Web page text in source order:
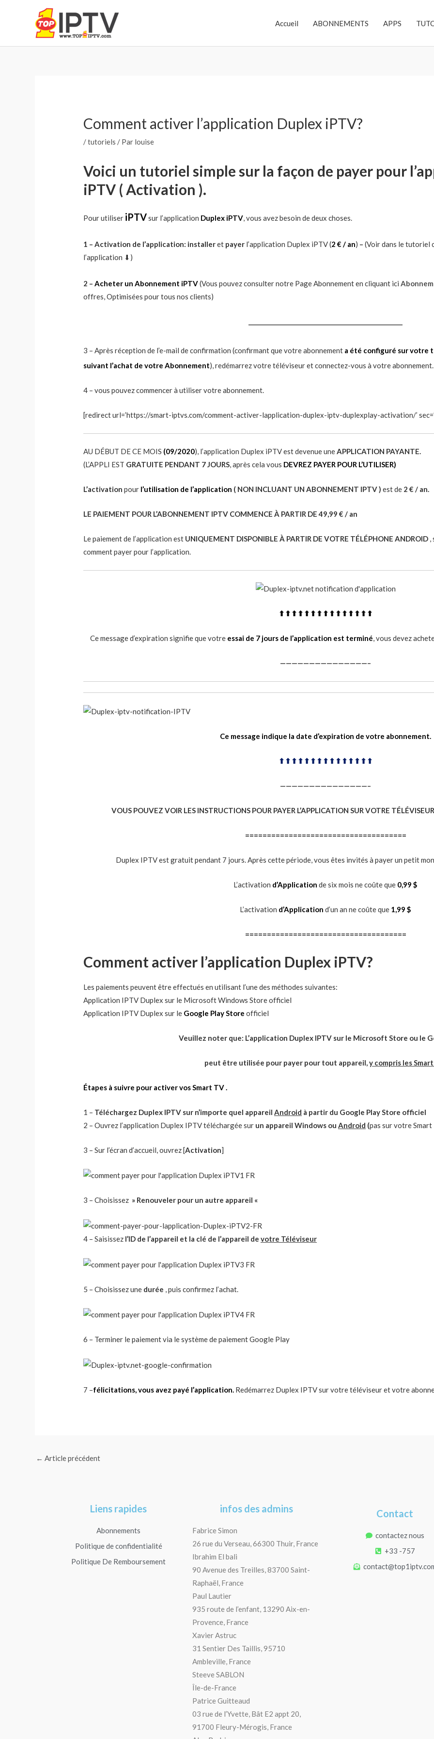
Accueil ABONNEMENTS APPS
Comment activer l’application Duplex iPTV?
/tutoriels / Par louise
Voici un tutoriel simple sur la façon de payer pour
iPTV ( Activation ).
Pour utiliser iPTVsur l’application Duplex iPTV, vous avez besoin de deux choses.
1 – Activation de l’application: installeret payer l’application Duplex iPTV (2 € / an) –(Voir dans le tutoriel
l’application ⬇︎)
2 – Acheter un Abonnement iPTV(Vous pouvez consulter notre Page Abonnement en cliquant ici
offres, Optimisées pour tous nos clients)
3 – Après réception de l’e-mail de confirmation (confirmant que votre abonnement a été configuré sur votre
suivant l’achat de votre Abonnement), redémarrez votre téléviseur et connectez-vous à votre abonnement.
4 – vous pouvez commencer à utiliser votre abonnement.
[redirect url=’https://smart-iptvs.com/comment-activer-lapplication-duplex-iptv-duplexplay-activation/’
AU DÉBUT DE CE MOIS (09/2020), l’application Duplex iPTV est devenue une APPLICATION PAYANTE.
(L’APPLI EST GRATUITE PENDANT 7 JOURS , après cela vous DEVREZ PAYER POUR L’UTILISER)
L’activationpour l’utilisation de l’application ( NON INCLUANT UN ABONNEMENT IPTV )est de 2 € / an.
LE PAIEMENT POUR L’ABONNEMENT IPTV COMMENCE À PARTIR DE 49,99 € / an
Le paiement de l’application est UNIQUEMENT DISPONIBLE À PARTIR DE VOTRE TÉLÉPHONE ANDROID
comment payer pour l’application.
⬆︎⬆︎⬆︎⬆︎⬆︎⬆︎⬆︎⬆︎⬆︎⬆︎⬆︎⬆︎⬆︎⬆︎⬆︎
Ce message d’expiration signifie que votre essai de 7 jours de l’application est terminé, vous devez
———————————————–
Ce message indique la date d’expiration de votre abonnement.
⬆︎⬆︎⬆︎⬆︎⬆︎⬆︎⬆︎⬆︎⬆︎⬆︎⬆︎⬆︎⬆︎⬆︎⬆︎
———————————————–
VOUS POUVEZ VOIR LES INSTRUCTIONS POUR PAYER L’APPLICATION SUR VOTRE
=====================================
Duplex IPTV est gratuit pendant 7 jours. Après cette période, vous êtes invités à payer un petit
L’activation d’Application de six mois ne coûte que 0,99 $
L’activation d’Application d’un an ne coûte que 1,99 $
=====================================
Comment activer l’application Duplex iPTV?
Les paiements peuvent être effectués en utilisant l’une des méthodes suivantes:
Application IPTV Duplex sur le Microsoft Windows Store officiel
Application IPTV Duplex sur le Google Play Store officiel
Veuillez noter que: L’application Duplex IPTV sur le Microsoft Store ou le
peut être utilisée pour payer pour tout appareil, y compris les
Étapes à suivre pour activer vos Smart TV .
1 – Téléchargez Duplex IPTV sur n’importe quel appareil Android à partir du Google Play Store officiel
2 – Ouvrez l’application Duplex IPTV téléchargée sur un appareil Windows ou Android (pas sur votre Smart
3 – Sur l’écran d’accueil, ouvrez [Activation]
3 – Choisissez » Renouveler pour un autre appareil «
4 – Saisissez l’ID de l’appareil et la clé de l’appareil devotre Téléviseur
5 – Choisissez une durée , puis confirmez l’achat.
6 – Terminer le paiement via le système de paiement Google Play
7 –félicitations, vous avez payé l’application. Redémarrez Duplex IPTV sur votre téléviseur et votre
← Article précédent
Liens rapides
Abonnements
Politique de confidentialité
Politique De Remboursement
infos des admins
Fabrice Simon
26 rue du Verseau, 66300 Thuir, France
Ibrahim El bali
90 Avenue des Treilles, 83700 Saint-
Raphaël, France
Paul Lautier
935 route de l’enfant, 13290 Aix-en-
Provence, France
Xavier Astruc
31 Sentier Des Taillis, 95710
Ambleville, France
Steeve SABLON
Île-de-France
Patrice Guitteaud
03 rue de l’Yvette, Bât E2 appt 20,
91700 Fleury-Mérogis, France
Contact
contactez nous
+33 -757